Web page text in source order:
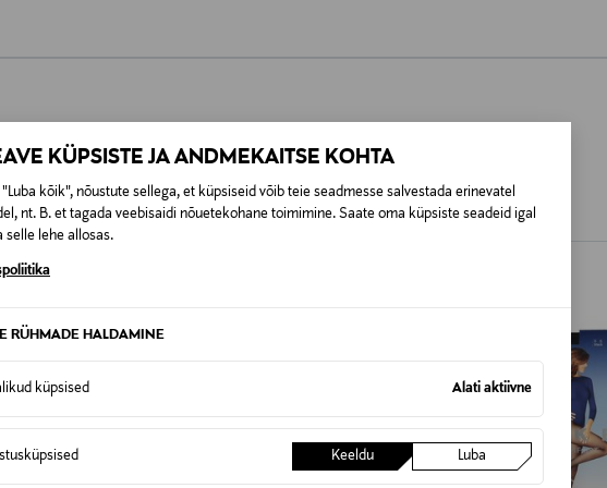
KÜPSISTE JA ANDMEKAITSE KOHTA
kõik", nõustute sellega, et küpsiseid võib teie seadmesse salvestada erinevatel
nt. B. et tagada veebisaidi nõuetekohane toimimine. Saate oma küpsiste seadeid igal
selle lehe allosas.
RÜHMADE HALDAMINE
küpsised Alati aktiivne
Keeldu Luba
0,00 €
0,00 € – 4,90 €
KA